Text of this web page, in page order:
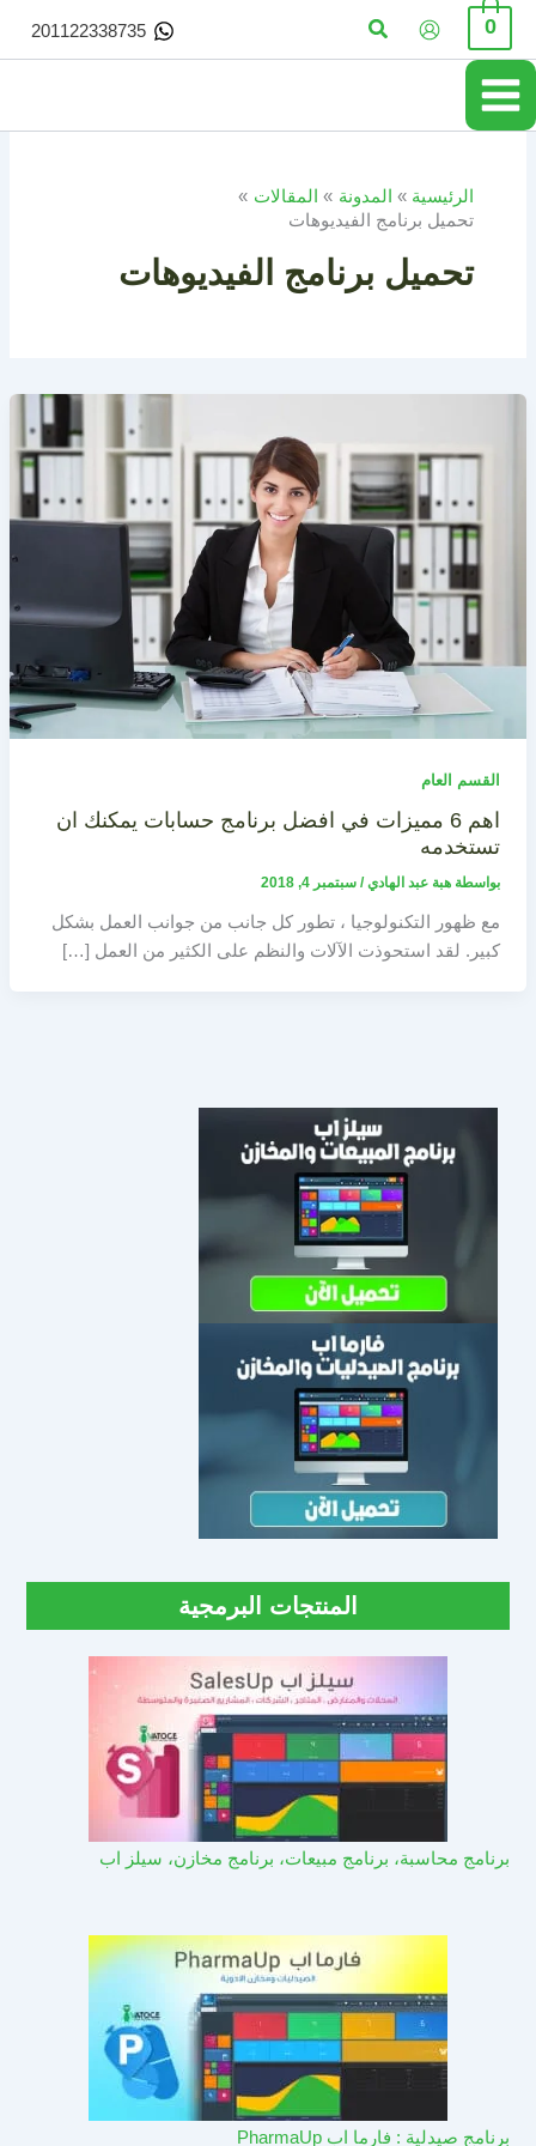
تخطي
المحتوى
0 البحث 201122338735
الرئيسية المدونة
المقالات
تحميل برنامج الفيديوهات
تحميل برنامج الفيديوهات
القسم العام
اهم 6 مميزات في افضل برنامج حسابات يمكنك ان
تستخدمه
بواسطة هبة عبد الهادي/ سبتمبر 4, 2018
مع ظهور التكنولوجيا ، تطور كل جانب من جوانب العمل بشكل
كبير. لقد استحوذت الآلات والنظم على الكثير من العمل […]
المنتجات البرمجية
برنامج محاسبة، برنامج مبيعات، برنامج مخازن، سيلز اب
برنامج صيدلية : فارما اب PharmaUp​